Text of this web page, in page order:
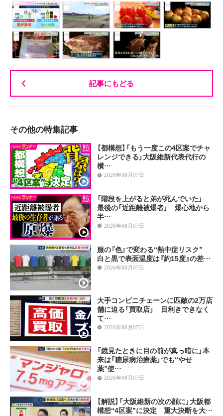
記事にもどる
その他の特集記事
【都構想】「もう一度この4区案でチャ
レンジできる」大阪維新代表代行の
横…
2026年08月07日
「階段を上がると弟が死んでいた」
最後の「近距離被爆者」 爆心地から
半…
2026年08月07日
服の『色』で変わる“熱中症リスク”
白と黒で表面温度は『約15度』の差…
2026年08月07日
大手コンビニチェーンに匹敵の2万店
舗に迫る「買取店」 目利きできなく
て…
2026年08月07日
「鏡見たときに目の前が真っ暗に」本
来は「糖尿病治療薬」でも“やせ
薬”使…
2026年08月07日
【解説】「大阪維新の次の顔に」大阪都
構想“4区案”に決定 重大決断を大…